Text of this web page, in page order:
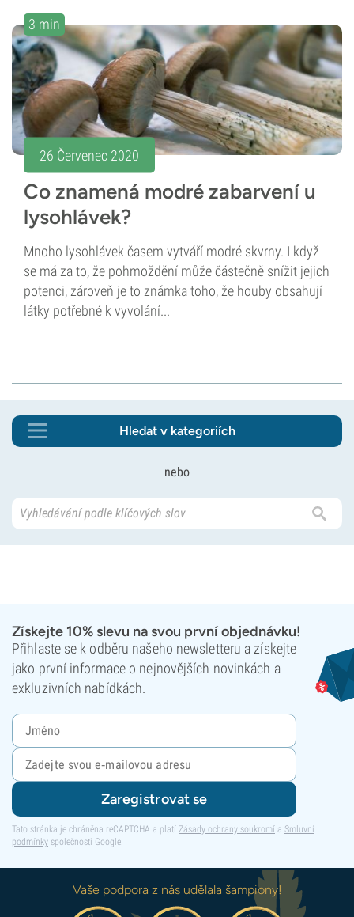
3 min
26 Červenec 2020
Co znamená modré zabarvení u
lysohlávek?
Mnoho lysohlávek časem vytváří modré skvrny. I když
se má za to, že pohmoždění může částečně snížit jejich
potenci, zároveň je to známka toho, že houby obsahují
látky potřebné k vyvolání...
Hledat v kategoriích
nebo
Získejte 10% slevu na svou první objednávku!
Přihlaste se k odběru našeho newsletteru a získejte
jako první informace o nejnovějších novinkách a
exkluzivních nabídkách.
Zaregistrovat se
Tato stránka je chráněna reCAPTCHA a platí Zásady ochrany soukromí a Smluvní
podmínky společnosti Google.
Vaše podpora z nás udělala šampiony!